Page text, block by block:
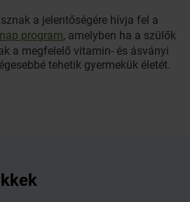
a jelentőségére hívja fel a
program, amelyben ha a szülők
a megfelelő vitamin- és ásványi
tehetik gyermekük életét.